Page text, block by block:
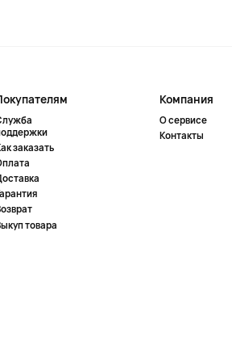
заказать
товара
Компания
О сервисе
Контакты